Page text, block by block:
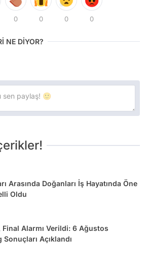
0 0 0 0
NE DİYOR?
Arasında Doğanları İş Hayatında Öne
Oldu
Alarmı Verildi: 6 Ağustos
Açıklandı